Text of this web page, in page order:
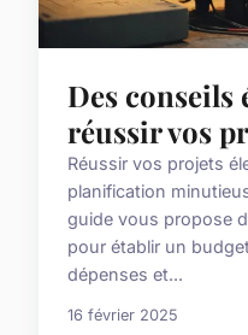
Des conseils
réussir vos
Réussir vos projets
planification
guide vous propose
pour établir un
dépenses et...
16 février 2025